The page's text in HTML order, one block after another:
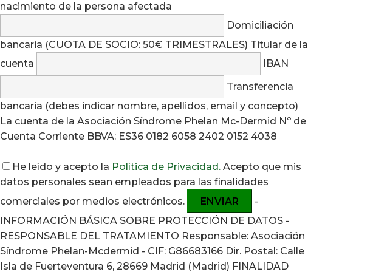
nacimiento de la persona afectada
Domiciliación
bancaria (CUOTA DE SOCIO: 50€ TRIMESTRALES) Titular de la
cuenta
IBAN
Transferencia
bancaria (debes indicar nombre, apellidos, email y concepto)
La cuenta de la Asociación Síndrome Phelan Mc-Dermid Nº de
Cuenta Corriente BBVA: ES36 0182 6058 2402 0152 4038
Por favor, deja este campo vacío.
He leído y acepto la Política de Privacidad.Acepto que mis
datos personales sean empleados para las finalidades
comerciales por medios electrónicos.
-
INFORMACIÓN BÁSICA SOBRE PROTECCIÓN DE DATOS -
RESPONSABLE DEL TRATAMIENTO Responsable: Asociación
Síndrome Phelan-Mcdermid - CIF: G86683166 Dir. Postal: Calle
Isla de Fuerteventura 6, 28669 Madrid (Madrid) FINALIDAD